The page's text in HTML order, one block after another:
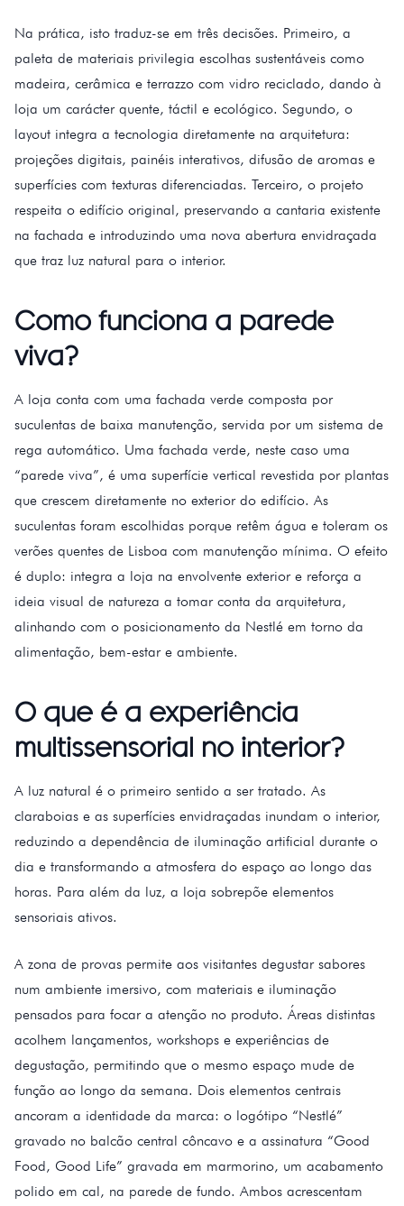
Na prática, isto traduz-se em três decisões. Primeiro, a
paleta de materiais privilegia escolhas sustentáveis como
madeira, cerâmica e terrazzo com vidro reciclado, dando à
loja um carácter quente, táctil e ecológico. Segundo, o
layout integra a tecnologia diretamente na arquitetura:
projeções digitais, painéis interativos, difusão de aromas e
superfícies com texturas diferenciadas. Terceiro, o projeto
respeita o edifício original, preservando a cantaria existente
na fachada e introduzindo uma nova abertura envidraçada
que traz luz natural para o interior.
Como funciona a parede
viva?
A loja conta com uma fachada verde composta por
suculentas de baixa manutenção, servida por um sistema de
rega automático. Uma fachada verde, neste caso uma
“parede viva”, é uma superfície vertical revestida por plantas
que crescem diretamente no exterior do edifício. As
suculentas foram escolhidas porque retêm água e toleram os
verões quentes de Lisboa com manutenção mínima. O efeito
é duplo: integra a loja na envolvente exterior e reforça a
ideia visual de natureza a tomar conta da arquitetura,
alinhando com o posicionamento da Nestlé em torno da
alimentação, bem-estar e ambiente.
O que é a experiência
multissensorial no interior?
A luz natural é o primeiro sentido a ser tratado. As
claraboias e as superfícies envidraçadas inundam o interior,
reduzindo a dependência de iluminação artificial durante o
dia e transformando a atmosfera do espaço ao longo das
horas. Para além da luz, a loja sobrepõe elementos
sensoriais ativos.
A zona de provas permite aos visitantes degustar sabores
num ambiente imersivo, com materiais e iluminação
pensados para focar a atenção no produto. Áreas distintas
acolhem lançamentos, workshops e experiências de
degustação, permitindo que o mesmo espaço mude de
função ao longo da semana. Dois elementos centrais
ancoram a identidade da marca: o logótipo “Nestlé”
gravado no balcão central côncavo e a assinatura “Good
Food, Good Life” gravada em marmorino, um acabamento
polido em cal, na parede de fundo. Ambos acrescentam